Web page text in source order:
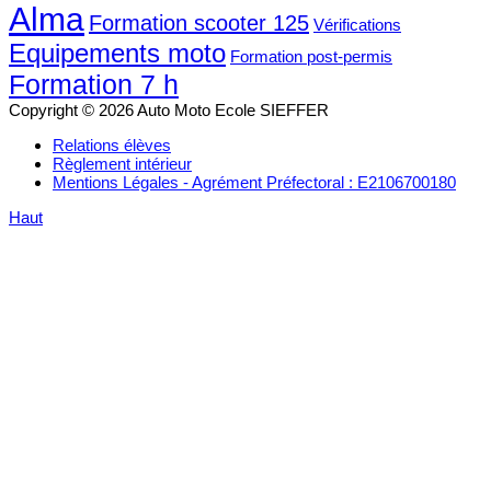
Alma Formation scooter 125 Vérifications
Equipements moto Formation post-permis
Formation 7 h
Copyright © 2026 Auto Moto Ecole SIEFFER
Relations élèves
Règlement intérieur
Mentions Légales - Agrément Préfectoral : E2106700180
Haut